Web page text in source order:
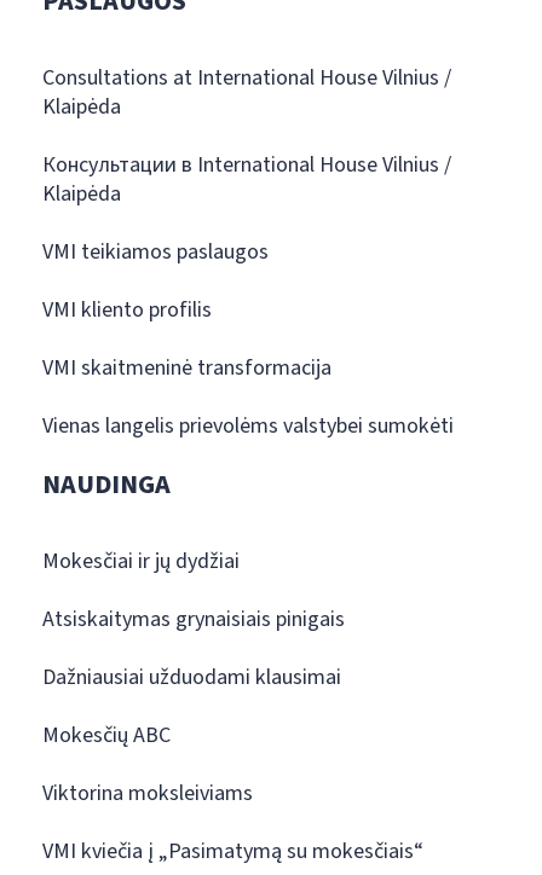
Consultations at International House Vilnius /
Klaipėda
Консультации в International House Vilnius /
Klaipėda
VMI teikiamos paslaugos
VMI kliento profilis
VMI skaitmeninė transformacija
Vienas langelis prievolėms valstybei sumokėti
NAUDINGA
Mokesčiai ir jų dydžiai
Atsiskaitymas grynaisiais pinigais
Dažniausiai užduodami klausimai
Mokesčių ABC
Viktorina moksleiviams
VMI kviečia į „Pasimatymą su mokesčiais“